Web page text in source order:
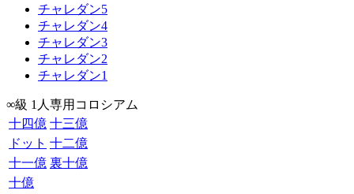
チャレダン5
チャレダン4
チャレダン3
チャレダン2
チャレダン1
∞級 1人専用コロシアム
十四億 十三億
ドット 十二億
十一億 裏十億
十億